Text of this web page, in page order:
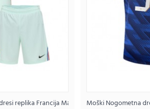
Kratek rokav (+ hlače)
replika Francija Marcus Thuram #9 Gostujoči
Moški Nogometna